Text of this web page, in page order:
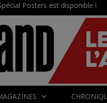
Posters est disponible !